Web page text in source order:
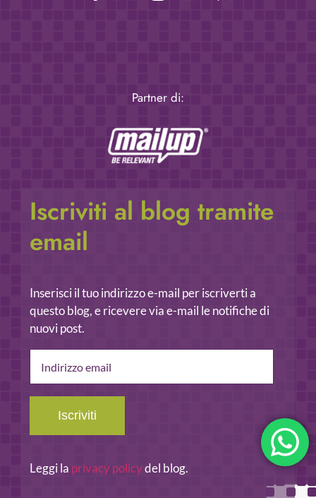
Partner di:
Iscriviti al blog tramite
email
Inserisci il tuo indirizzo e-mail per iscriverti a
questo blog, e ricevere via e-mail le notifiche di
nuovi post.
email
Iscriviti
Leggi la privacy policydel blog.